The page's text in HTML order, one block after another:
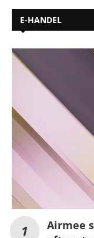
E-HANDEL
Airmee